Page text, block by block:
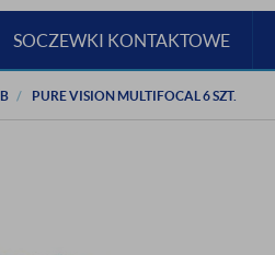
SOCZEWKI KONTAKTOWE
PURE VISION MULTIFOCAL 6 SZT.